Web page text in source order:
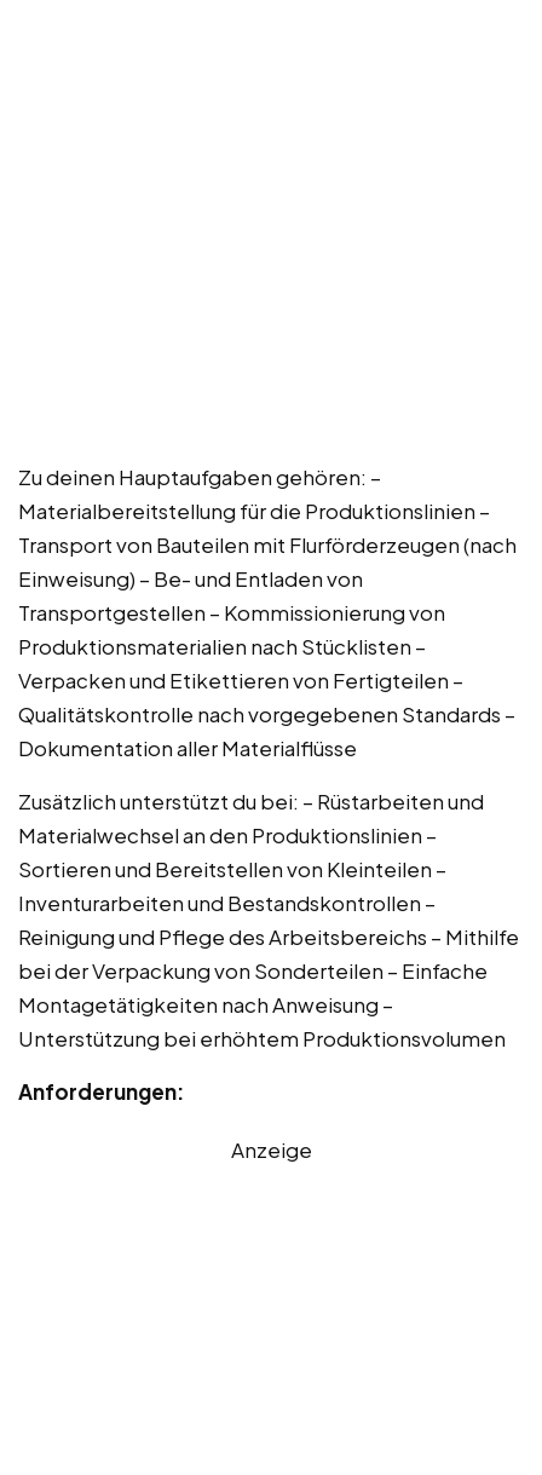
Zu deinen Hauptaufgaben gehören: –
Materialbereitstellung für die Produktionslinien –
Transport von Bauteilen mit Flurförderzeugen (nach
Einweisung) – Be- und Entladen von
Transportgestellen – Kommissionierung von
Produktionsmaterialien nach Stücklisten –
Verpacken und Etikettieren von Fertigteilen –
Qualitätskontrolle nach vorgegebenen Standards –
Dokumentation aller Materialflüsse
Zusätzlich unterstützt du bei: – Rüstarbeiten und
Materialwechsel an den Produktionslinien –
Sortieren und Bereitstellen von Kleinteilen –
Inventurarbeiten und Bestandskontrollen –
Reinigung und Pflege des Arbeitsbereichs – Mithilfe
bei der Verpackung von Sonderteilen – Einfache
Montagetätigkeiten nach Anweisung –
Unterstützung bei erhöhtem Produktionsvolumen
Anforderungen:
Anzeige